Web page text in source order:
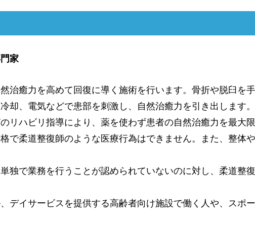
家
治癒力を高めて回復に導く施術を行います。骨折や脱臼を
却、電気などで患部を刺激し、自然治癒力を引き出します
ハビリ指導により、薬を使わず患者の自然治癒力を最大
で柔道整復師のような医療行為はできません。また、整体
独で業務を行うことが認められていないのに対し、柔道整
デイサービスを提供する高齢者向け施設で働く人や、スポ